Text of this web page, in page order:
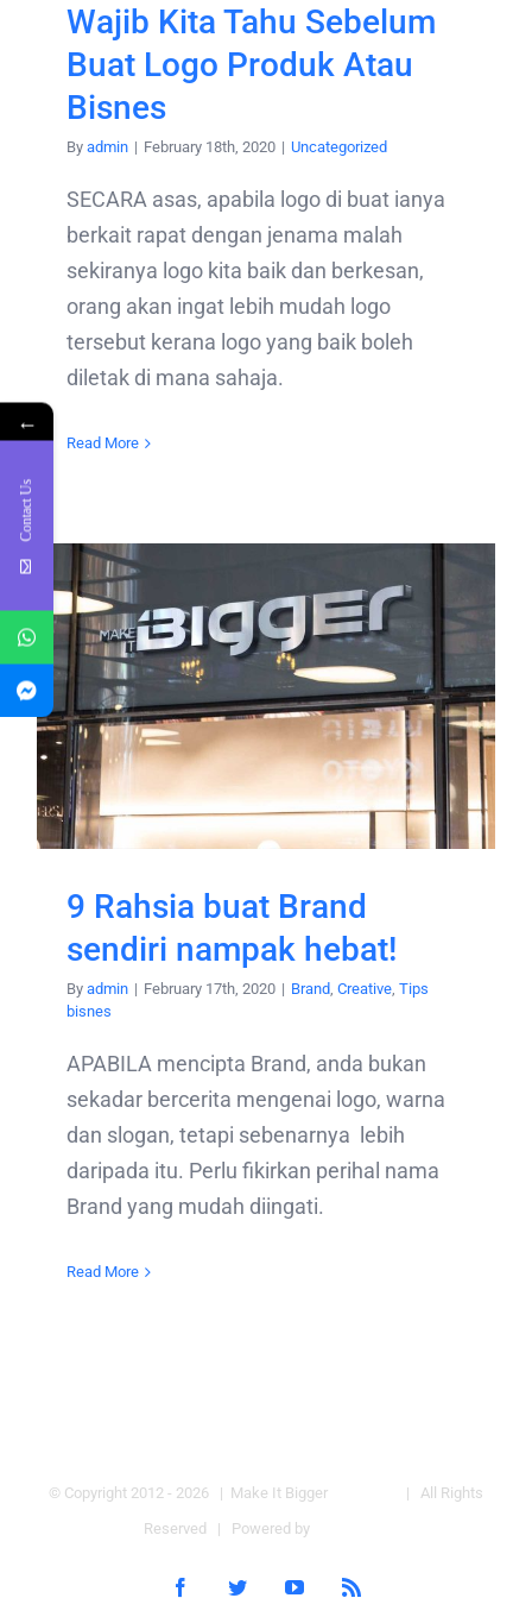
Wajib Kita Tahu Sebelum
Buat Logo Produk Atau
Bisnes
By admin | February 18th, 2020 | Uncategorized
SECARA asas, apabila logo di buat ianya
berkait rapat dengan jenama malah
sekiranya logo kita baik dan berkesan,
orang akan ingat lebih mudah logo
tersebut kerana logo yang baik boleh
diletak di mana sahaja.
Read More
9 Rahsia buat Brand
sendiri nampak hebat!
By admin | February 17th, 2020 | Brand, Creative, Tips
bisnes
APABILA mencipta Brand, anda bukan
sekadar bercerita mengenai logo, warna
dan slogan, tetapi sebenarnya lebih
daripada itu. Perlu fikirkan perihal nama
Brand yang mudah diingati.
Read More
© Copyright 2012 - 2026 | Make It Bigger
| All Rights
Reserved | Powered by
←
Contact Us